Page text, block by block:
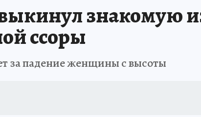
знакомую
ссоры
за падение женщины с высоты